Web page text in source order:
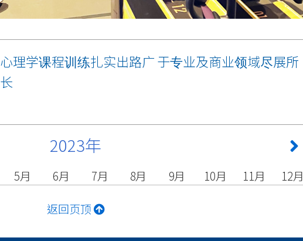
心理学课程训练扎实出路广 于专业及商业领域尽展所
长
2023年
5月 6月 7月 8月 9月 10月 11月 12
返回页顶